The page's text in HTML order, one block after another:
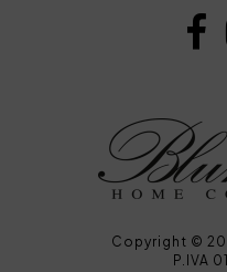
Copyright ©
P.IVA